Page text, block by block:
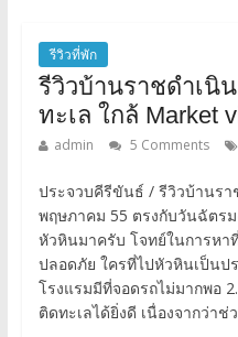
รีวิวที่พัก
รีวิวบ้านราชดำเนิ
ทะเล ใกล้ Market
admin 5 Comments
ประจวบคีรีขันธ์ / รีวิวบ้านร
พฤษภาคม 55 ตรงกับวันฉัตร
หัวหินมาครับ โจทย์ในการหา
ปลอดภัย ใครที่ไปหัวหินเป็นป
โรงแรมมีที่จอดรถไม่มากพอ
ติดทะเลได้ยิ่งดี เนื่องจากว่า